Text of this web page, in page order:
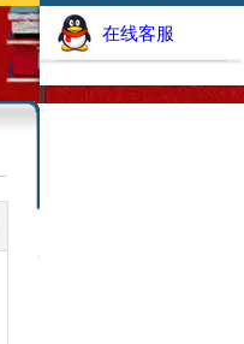
在线客服